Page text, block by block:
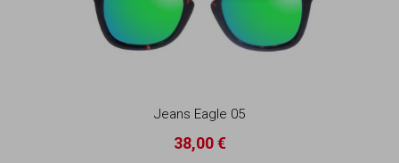
Jeans Eagle 05
38,00 €